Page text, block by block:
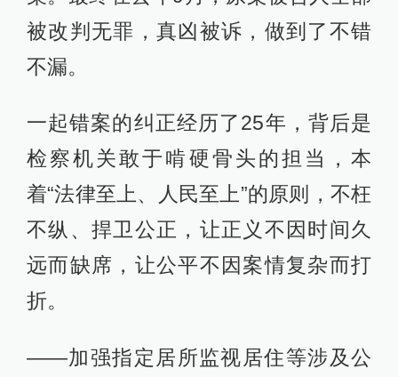
被改判无罪，真凶被诉，做到了不错
不漏。
一起错案的纠正经历了25年，背后是
检察机关敢于啃硬骨头的担当，本
着“法律至上、人民至上”的原则，不枉
不纵、捍卫公正，让正义不因时间久
远而缺席，让公平不因案情复杂而打
折。
——加强指定居所监视居住等涉及公